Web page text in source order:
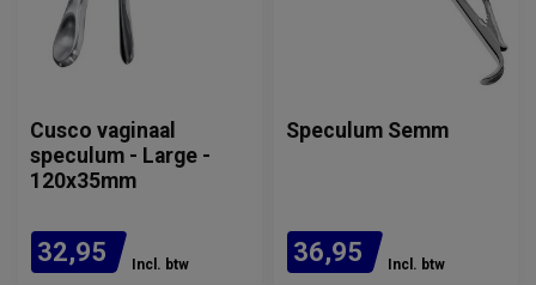
Cusco vaginaal
speculum - Large -
120x35mm
32,95 Incl. btw
Speculum Semm
36,95 Incl. btw